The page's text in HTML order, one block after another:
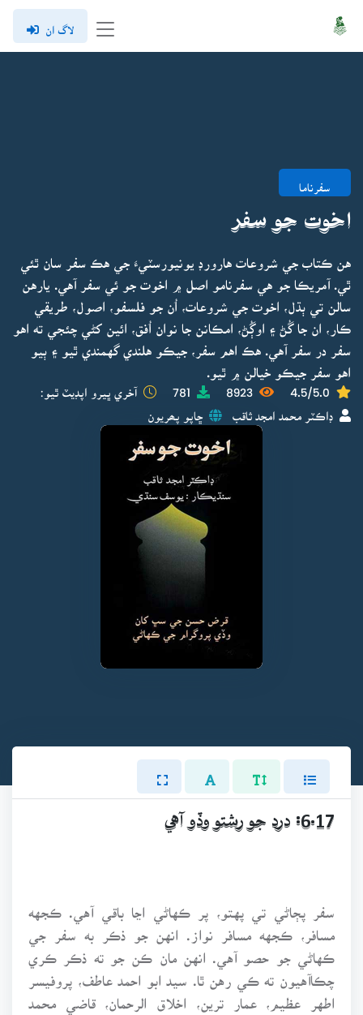
لاگ ان
سفرناما
اخوت جو سفر
هن ڪتاب جي شروعات هارورڊ يونيورسٽيءَ جي هڪ سفر سان ٿئي
ٿي. آمريڪا جو هي سفرنامو اصل ۾ اخوت جو ئي سفر آهي. يارهن
سالن تي ٻڌل، اخوت جي شروعات، اُن جو فلسفو، اصول، طريقي
ڪار، ان جا گُڻ ۽ اوڳُڻ، امڪانن جا نوان اُفق، ائين کڻي چئجي ته اهو
سفر در سفر آهي. هڪ اهم سفر، جيڪو هلندي گهمندي ٿيو ۽ ٻيو
اهو سفر جيڪو خيالن ۾ ٿيو.
4.5/5.0
8923
781 آخري ڀيرو اپڊيٽ ٿيو:
ڊاڪٽر محمد امجد ثاقب ڇاپو پھريون
6.17: درد جو رشتو وڏو آهي
سفر پڄاڻي تي پهتو، پر ڪهاڻي اڃا باقي آهي. ڪجهه
مسافر، ڪجهه مسافر نواز. انهن جو ذڪر به سفر جي
ڪهاڻي جو حصو آهي. انهن مان ڪن جو ته ذڪر ڪري
چڪاآهيون ته ڪي رهن ٿا. سيد ابو احمد عاطف، پروفيسر
اطهر عظيم، عمار ترين، اخلاق الرحمان، قاضي محمد